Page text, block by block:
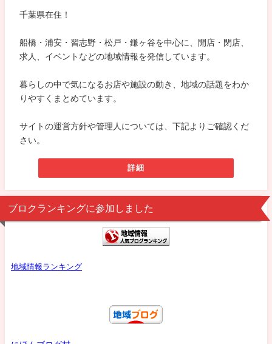
千葉県在住！
船橋・浦安・習志野・松戸・鎌ヶ谷を中心に、開店・閉店、
求人、イベントなどの地域情報を発信しています。
暮らしの中で気になるお店や施設の動き、地域の話題をわか
りやすくまとめています。
サイトの運営方針や管理人については、下記よりご確認くだ
さい。
詳細
ブロクランキングに参加しました
地域情報ランキング